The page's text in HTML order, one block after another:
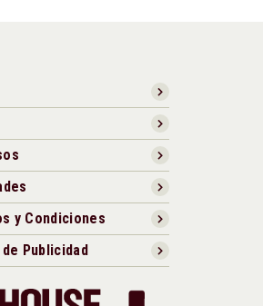
y Condiciones
Publicidad